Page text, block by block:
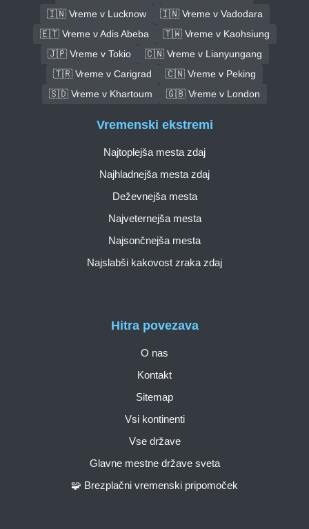
🇮🇳 Vreme v Lucknow
🇮🇳 Vreme v Vadodara
🇪🇹 Vreme v Adis Abeba
🇹🇼 Vreme v Kaohsiung
🇯🇵 Vreme v Tokio
🇨🇳 Vreme v Lianyungang
🇹🇷 Vreme v Carigrad
🇨🇳 Vreme v Peking
🇸🇩 Vreme v Khartoum
🇬🇧 Vreme v London
Hitra povezava
O nas
Kontakt
Sitemap
Vsi kontinenti
Vse države
Glavne mestne države sveta
🧩 Brezplačni vremenski pripomoček
Vremenski ekstremi
Najtoplejša mesta zdaj
Najhladnejša mesta zdaj
Deževnejša mesta
Najveternejša mesta
Najsončnejša mesta
Najslabši kakovost zraka zdaj